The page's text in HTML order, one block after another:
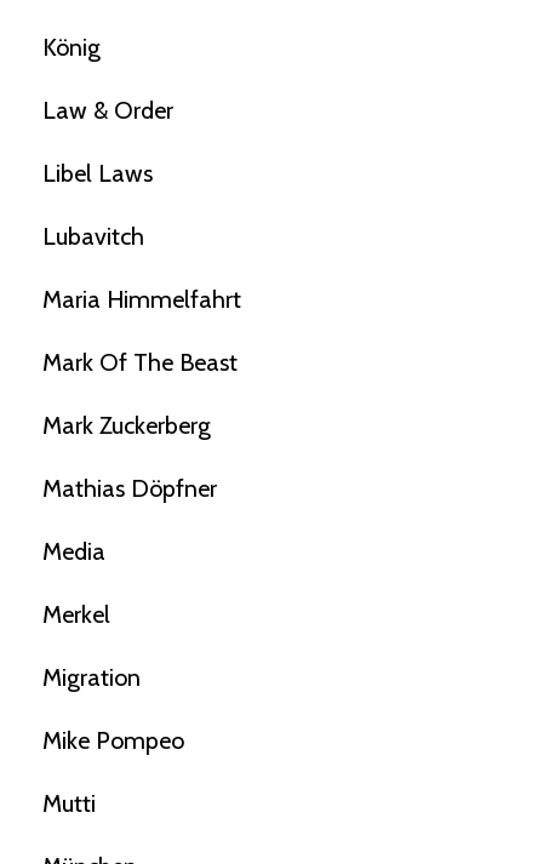
König
Law & Order
Libel Laws
Lubavitch
Maria Himmelfahrt
Mark Of The Beast
Mark Zuckerberg
Mathias Döpfner
Media
Merkel
Migration
Mike Pompeo
Mutti